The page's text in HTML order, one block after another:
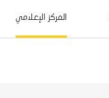
المركز الإعلامي